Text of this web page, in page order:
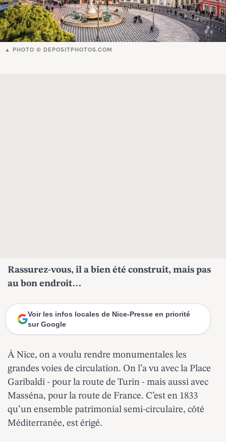
PHOTO © DEPOSITPHOTOS.COM
Rassurez-vous, il a bien été construit, mais pas
au bon endroit…
Voir les infos locales de Nice-Presse en priorité
sur Google
À Nice, on a voulu rendre monumentales les
grandes voies de circulation. On l’a vu avec la Place
Garibaldi - pour la route de Turin - mais aussi avec
Masséna, pour la route de France. C’est en 1833
qu’un ensemble patrimonial semi-circulaire, côté
Méditerranée, est érigé.